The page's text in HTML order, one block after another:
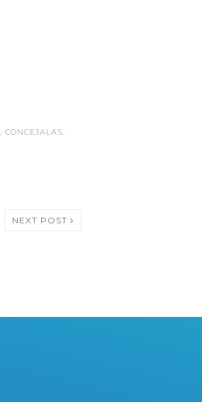
,CONCEJALAS,
NEXT POST